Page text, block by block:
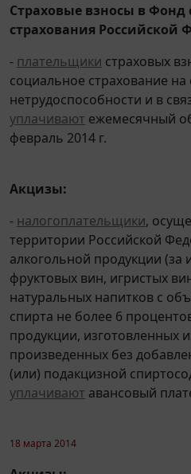
Страховые взносы в Фонд
страхования Российской
- плательщики страховых
социальное страхование
нетрудоспособности и в
уплачивают ежемесячный
февраль 2014 г.
Акцизы:
- налогоплательщики,
территории Российской
алкогольной продукции (за
фруктовых вин, игристых
натуральных напитков с
спирта не более 6
продукции, изготовленных
произведенных без
(или) подакцизной
уплачивают авансовый
18 марта 2014